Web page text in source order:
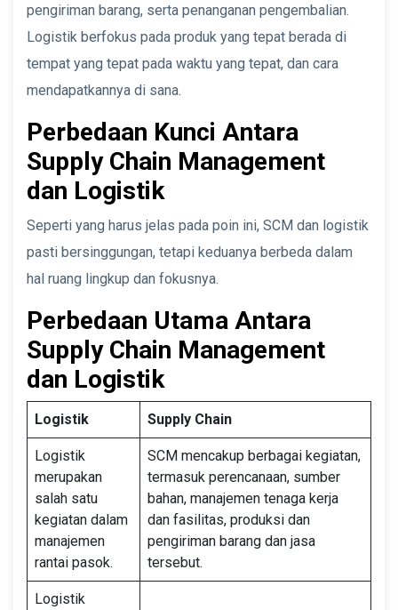
pengiriman barang, serta penanganan pengembalian.
Logistik berfokus pada produk yang tepat berada di
tempat yang tepat pada waktu yang tepat, dan cara
mendapatkannya di sana.
Perbedaan Kunci Antara
Supply Chain Management
dan Logistik
Seperti yang harus jelas pada poin ini, SCM dan logistik
pasti bersinggungan, tetapi keduanya berbeda dalam
hal ruang lingkup dan fokusnya.
Perbedaan Utama Antara
Supply Chain Management
dan Logistik
Logistik Supply Chain
Logistik
merupakan
salah satu
kegiatan dalam
manajemen
rantai pasok.
SCM mencakup berbagai kegiatan,
termasuk perencanaan, sumber
bahan, manajemen tenaga kerja
dan fasilitas, produksi dan
pengiriman barang dan jasa
tersebut.
Logistik